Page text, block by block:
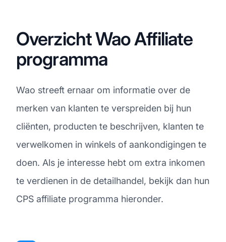
Overzicht Wao Affiliate
programma
Wao streeft ernaar om informatie over de
merken van klanten te verspreiden bij hun
cliënten, producten te beschrijven, klanten te
verwelkomen in winkels of aankondigingen te
doen. Als je interesse hebt om extra inkomen
te verdienen in de detailhandel, bekijk dan hun
CPS affiliate programma hieronder.